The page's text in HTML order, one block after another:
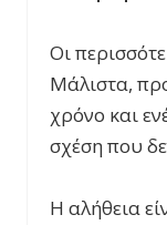
Οι
Μάλιστα,
χρόνο και
σχέση που
Η αλήθεια